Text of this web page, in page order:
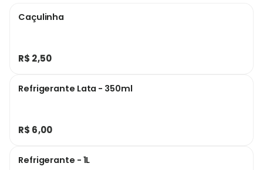
Caçulinha
R$ 2,50
Refrigerante Lata - 350ml
R$ 6,00
Refrigerante - 1L